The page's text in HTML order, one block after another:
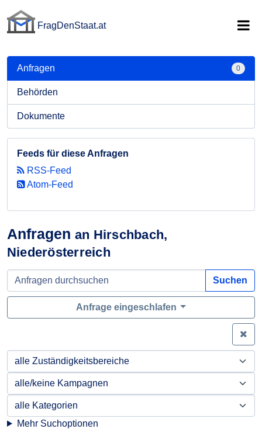
FragDenStaat.at
Anfragen an Hirschbach,
Niederösterreich
Suchen
Anfrage eingeschlafen
Mehr Suchoptionen
Anfragen 0
Behörden
Dokumente
Feeds für diese Anfragen
RSS-Feed
Atom-Feed